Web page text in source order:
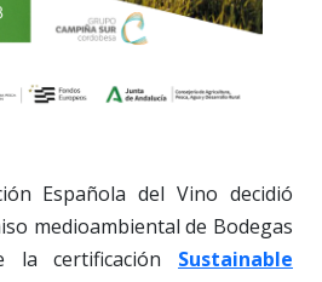
Española del Vino decidió
medioambiental de Bodegas
la certificación Sustainable